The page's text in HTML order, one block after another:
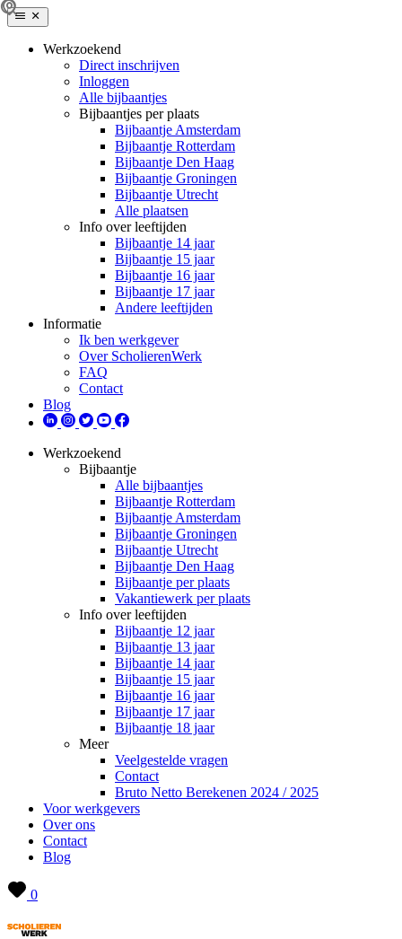
Werkzoekend
Direct inschrijven
Inloggen
Alle bijbaantjes
Bijbaantjes per plaats
Bijbaantje Amsterdam
Bijbaantje Rotterdam
Bijbaantje Den Haag
Bijbaantje Groningen
Bijbaantje Utrecht
Alle plaatsen
Info over leeftijden
Bijbaantje 14 jaar
Bijbaantje 15 jaar
Bijbaantje 16 jaar
Bijbaantje 17 jaar
Andere leeftijden
Informatie
Ik ben werkgever
Over ScholierenWerk
FAQ
Contact
Blog
Werkzoekend
Bijbaantje
Alle bijbaantjes
Bijbaantje Rotterdam
Bijbaantje Amsterdam
Bijbaantje Groningen
Bijbaantje Utrecht
Bijbaantje Den Haag
Bijbaantje per plaats
Vakantiewerk per plaats
Info over leeftijden
Bijbaantje 12 jaar
Bijbaantje 13 jaar
Bijbaantje 14 jaar
Bijbaantje 15 jaar
Bijbaantje 16 jaar
Bijbaantje 17 jaar
Bijbaantje 18 jaar
Meer
Veelgestelde vragen
Contact
Bruto Netto Berekenen 2024 / 2025
Voor werkgevers
Over ons
Contact
Blog
0